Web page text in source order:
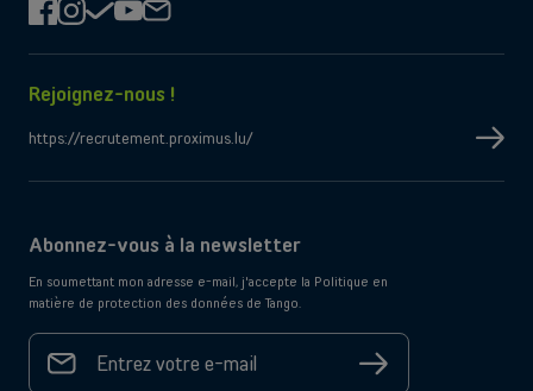
Rejoignez-nous !
https://recrutement.proximus.lu/
Abonnez-vous à la newsletter
En soumettant mon adresse e-mail, j'accepte la Politique en
matière de protection des données de Tango.
Votre
adresse
e-mail* S'inscrire